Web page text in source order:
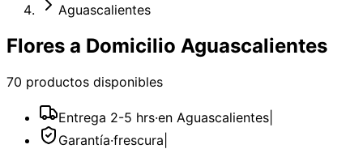
Aguascalientes
Flores a Domicilio Aguascalientes
70 productos disponibles
Entrega 2-5 hrs·en Aguascalientes
Garantía·frescura